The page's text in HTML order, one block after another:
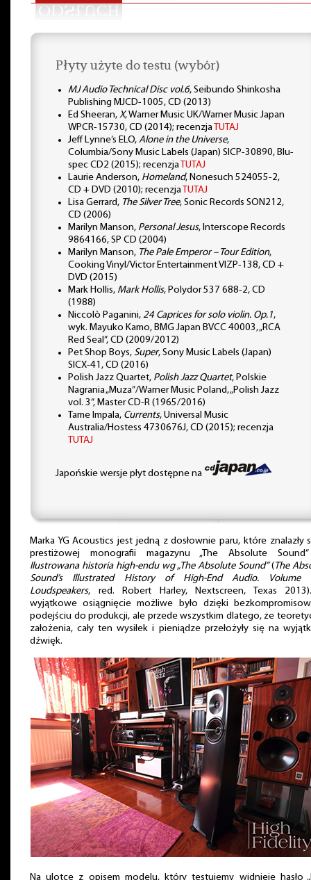
Płyty użyte do testu (wybór)
MJ Audio Technical Disc vol.6, Seibundo Shinkosha
Publishing MJCD-1005, CD (2013)
Ed Sheeran, X, Warner Music UK/Warner Music Japan
WPCR-15730, CD (2014); recenzjaTUTAJ
Jeff Lynne’s ELO, Alone in the Universe,
Columbia/Sony Music Labels (Japan) SICP-30890, Blu-
spec CD2 (2015); recenzjaTUTAJ
Laurie Anderson, Homeland, Nonesuch 524055-2,
CD + DVD (2010); recenzjaTUTAJ
Lisa Gerrard, The Silver Tree, Sonic Records SON212,
CD (2006)
Marilyn Manson, Personal Jesus, Interscope Records
9864166, SP CD (2004)
Marilyn Manson, The Pale Emperor – Tour Edition,
Cooking Vinyl/Victor Entertainment VIZP-138, CD +
DVD (2015)
Mark Hollis, Mark Hollis, Polydor 537 688-2, CD
(1988)
Niccolò Paganini, 24 Caprices for solo violin. Op.1,
wyk. Mayuko Kamo, BMG Japan BVCC 40003, „RCA
Red Seal”, CD (2009/2012)
Pet Shop Boys, Super, Sony Music Labels (Japan)
SICX-41, CD (2016)
Polish Jazz Quartet, Polish Jazz Quartet, Polskie
Nagrania „Muza”/Warner Music Poland, „Polish Jazz
vol. 3”, Master CD-R (1965/2016)
Tame Impala, Currents, Universal Music
Australia/Hostess 4730676J, CD (2015); recenzja
TUTAJ
Japońskie wersje płyt dostępne na
Marka YG Acoustics jest jedną z dosłownie paru, które znalazły
prestiżowej monografii magazynu „The Absolute
Ilustrowana historia high-endu wg „The Absolute Sound”(The
Sound’s Illustrated History of High-End Audio. Volume
Loudspeakers, red. Robert Harley, Nextscreen, Texas
wyjątkowe osiągnięcie możliwe było dzięki
podejściu do produkcji, ale przede wszystkim dlatego, że
założenia, cały ten wysiłek i pieniądze przełożyły się na
dźwięk.
Na ulotce z opisem modelu, który testujemy widnieje hasło